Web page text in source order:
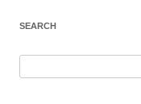
SEARCH